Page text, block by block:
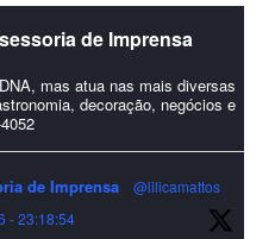
#merrychristmas #felizanonovo
de Imprensa
de Imprensa
mas atua nas mais diversas
decoração, negócios e
de Imprensa
@lilicamattos
- 23:18:54